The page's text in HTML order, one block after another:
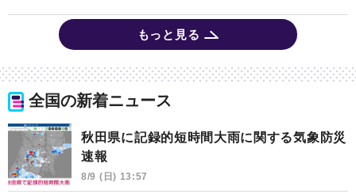
もっと見る
全国の新着ニュース
秋田県に記録的短時間大雨に関する気象防災
速報
8/9 (日) 13:57